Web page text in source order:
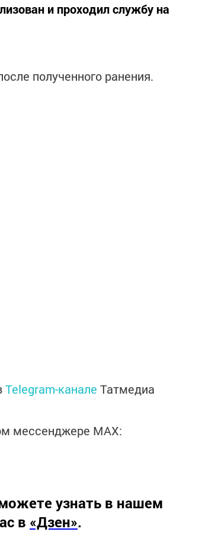
и проходил службу на
полученного ранения.
Telegram-канале Татмедиа
мессенджере MАХ:
узнать в нашем
в «Дзен».